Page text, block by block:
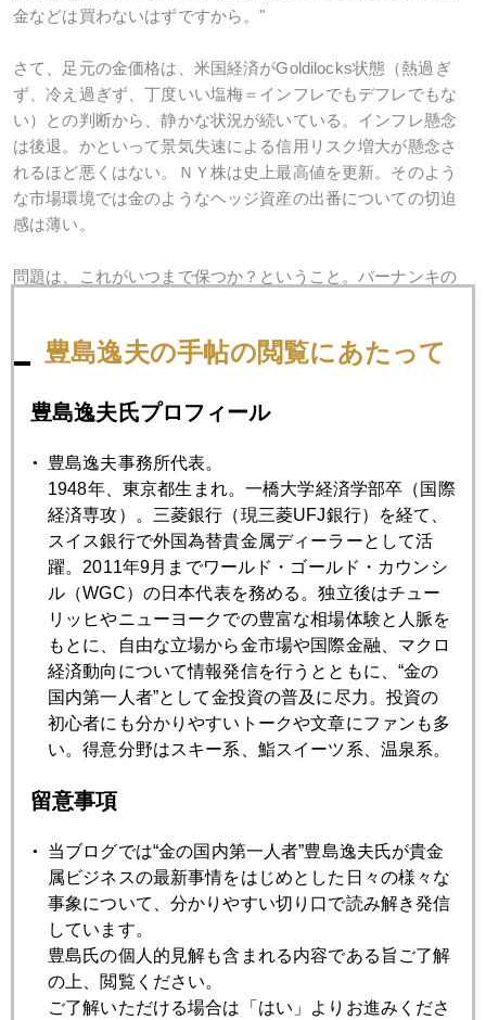
金などは買わないはずですから。"
さて、足元の金価格は、米国経済がGoldilocks状態（熱過ぎ
ず、冷え過ぎず、丁度いい塩梅＝インフレでもデフレでもな
い）との判断から、静かな状況が続いている。インフレ懸念
は後退。かといって景気失速による信用リスク増大が懸念さ
れるほど悪くはない。ＮＹ株は史上最高値を更新。そのよう
な市場環境では金のようなヘッジ資産の出番についての切迫
感は薄い。
問題は、これがいつまで保つか？ということ。バーナンキの
り、ハードランディングなら買いとも言える。先の話だがバ
かも実に興味深いね。
2006年
1月 2月 3月 4月 5月 6月
7月 8月 9月 10月 11月 12月
2006年12月22日
回顧と展望－ＣＮＢＣでの発言要約
2007年金価格下落シナリオ
2006年12月20日
グリーンスパンは金を選択
2006年12月14日
金市場見通しパート２
豊島逸夫の手帖の閲覧にあたって
豊島逸夫氏プロフィール
豊島逸夫事務所代表。
1948年、東京都生まれ。一橋大学経済学部卒（国際
経済専攻）。三菱銀行（現三菱UFJ銀行）を経て、
スイス銀行で外国為替貴金属ディーラーとして活
躍。2011年9月までワールド・ゴールド・カウンシ
ル（WGC）の日本代表を務める。独立後はチュー
リッヒやニューヨークでの豊富な相場体験と人脈を
もとに、自由な立場から金市場や国際金融、マクロ
経済動向について情報発信を行うとともに、“金の
国内第一人者”として金投資の普及に尽力。投資の
初心者にも分かりやすいトークや文章にファンも多
い。得意分野はスキー系、鮨スイーツ系、温泉系。
留意事項
当ブログでは“金の国内第一人者”豊島逸夫氏が貴金
属ビジネスの最新事情をはじめとした日々の様々な
事象について、分かりやすい切り口で読み解き発信
しています。
豊島氏の個人的見解も含まれる内容である旨ご了解
の上、閲覧ください。
ご了解いただける場合は「はい」よりお進みくださ